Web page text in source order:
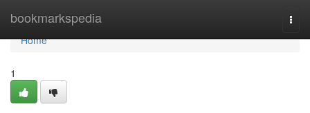
bookmarkspedia
Home
Home
1